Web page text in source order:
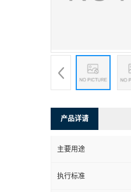
产品详请
主要用途
执行标准